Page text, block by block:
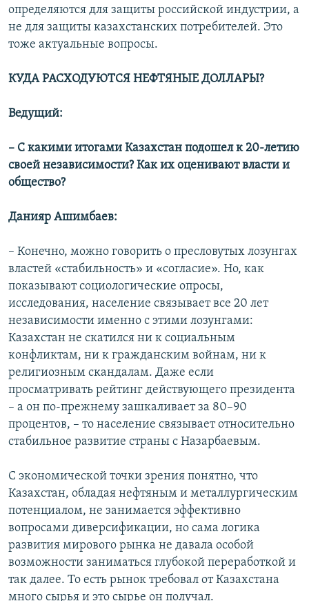
определяются для защиты российской индустрии, а
не для защиты казахстанских потребителей. Это
тоже актуальные вопросы.
КУДА РАСХОДУЮТСЯ НЕФТЯНЫЕ ДОЛЛАРЫ?
Ведущий:
– С какими итогами Казахстан подошел к 20-летию
своей независимости? Как их оценивают власти и
общество?
Данияр Ашимбаев:
– Конечно, можно говорить о пресловутых лозунгах
властей «стабильность» и «согласие». Но, как
показывают социологические опросы,
исследования, население связывает все 20 лет
независимости именно с этими лозунгами:
Казахстан не скатился ни к социальным
конфликтам, ни к гражданским войнам, ни к
религиозным скандалам. Даже если
просматривать рейтинг действующего президента
– а он по-прежнему зашкаливает за 80–90
процентов, – то население связывает относительно
стабильное развитие страны с Назарбаевым.
С экономической точки зрения понятно, что
Казахстан, обладая нефтяным и металлургическим
потенциалом, не занимается эффективно
вопросами диверсификации, но сама логика
развития мирового рынка не давала особой
возможности заниматься глубокой переработкой и
так далее. То есть рынок требовал от Казахстана
много сырья и это сырье он получал.